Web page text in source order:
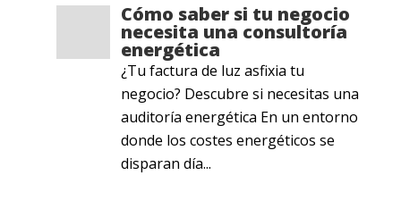
Cómo saber si tu negocio
necesita una consultoría
energética
¿Tu factura de luz asfixia tu
negocio? Descubre si necesitas una
auditoría energética En un entorno
donde los costes energéticos se
disparan día...